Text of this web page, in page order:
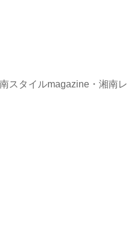
スタイルmagazine・湘南レ